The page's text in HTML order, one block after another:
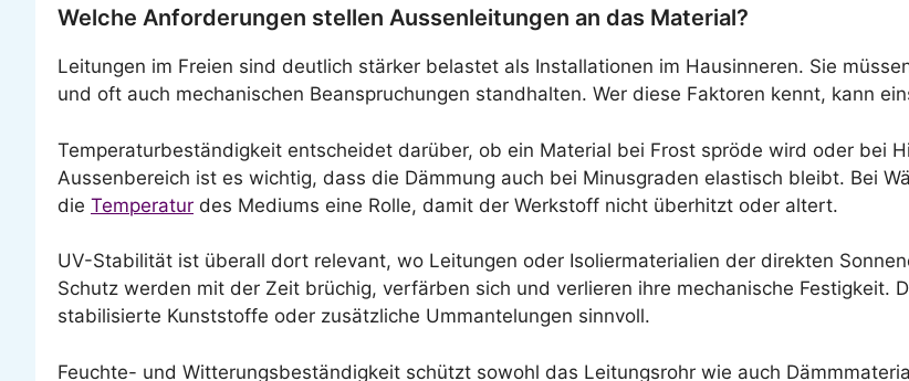
Welche Anforderungen stellen Aussenleitungen an das Material?
Leitungen im Freien sind deutlich stärker belastet als Installationen im Hausinneren. Sie
und oft auch mechanischen Beanspruchungen standhalten. Wer diese Faktoren kennt, kann
Temperaturbeständigkeit entscheidet darüber, ob ein Material bei Frost spröde wird oder bei
Aussenbereich ist es wichtig, dass die Dämmung auch bei Minusgraden elastisch bleibt. Bei
die Temperatur des Mediums eine Rolle, damit der Werkstoff nicht überhitzt oder altert.
UV-Stabilität ist überall dort relevant, wo Leitungen oder Isoliermaterialien der direkten
Schutz werden mit der Zeit brüchig, verfärben sich und verlieren ihre mechanische Festigkeit.
stabilisierte Kunststoffe oder zusätzliche Ummantelungen sinnvoll.
Feuchte- und Witterungsbeständigkeit schützt sowohl das Leitungsrohr wie auch